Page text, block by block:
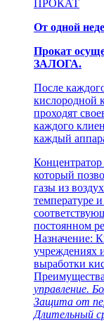
ПРОКАТ
От одной
Прокат
ЗАЛОГА.
После
кислородной
проходят
каждого
каждый
который
газы из
температуре
постоянном
Назначение:
учреждениях
выработки
управление.
Защита от
Длительный